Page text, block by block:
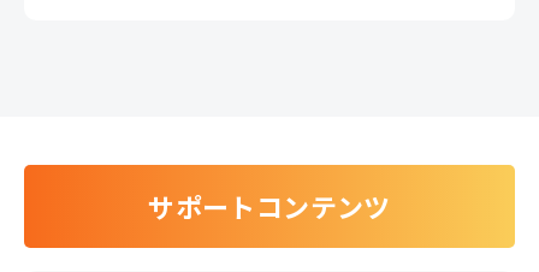
サポートコンテンツ